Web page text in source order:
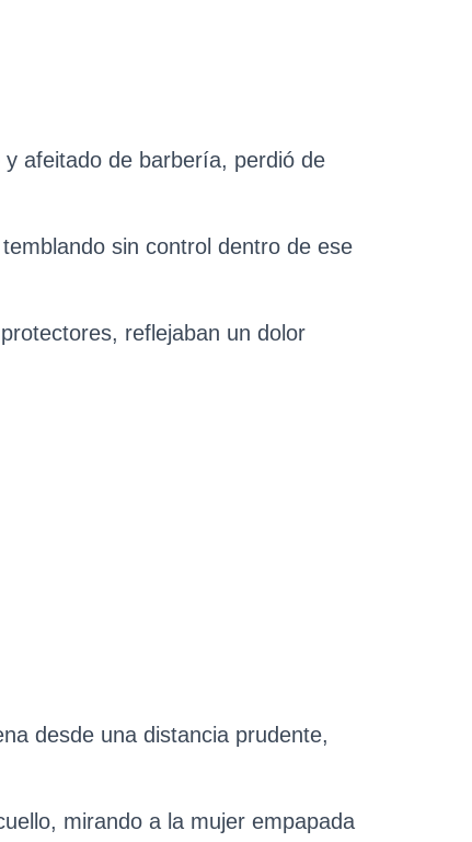
afeitado de barbería, perdió de
sin control dentro de ese
reflejaban un dolor
desde una distancia prudente,
mirando a la mujer empapada